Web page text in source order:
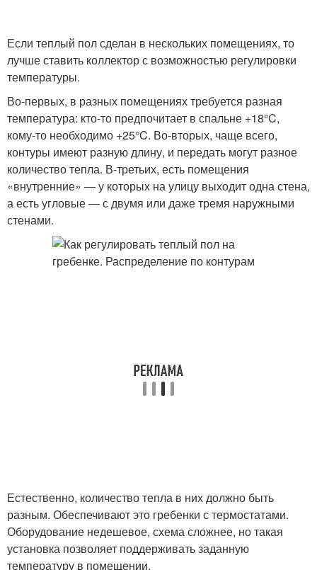
Если теплый пол сделан в нескольких помещениях, то
лучше ставить коллектор с возможностью регулировки
температуры.
Во-первых, в разных помещениях требуется разная
температура: кто-то предпочитает в спальне +18°C,
кому-то необходимо +25°C. Во-вторых, чаще всего,
контуры имеют разную длину, и передать могут разное
количество тепла. В-третьих, есть помещения
«внутренние» — у которых на улицу выходит одна стена,
а есть угловые — с двумя или даже тремя наружными
стенами.
Естественно, количество тепла в них должно быть
разным. Обеспечивают это гребенки с термостатами.
Оборудование недешевое, схема сложнее, но такая
установка позволяет поддерживать заданную
температуру в помещении.